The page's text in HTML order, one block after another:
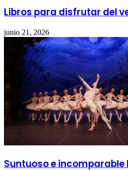
Libros para disfrutar del
junio 21, 2026
Suntuoso e incomparable